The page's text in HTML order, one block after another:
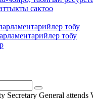
сактоо
тобу
тобу